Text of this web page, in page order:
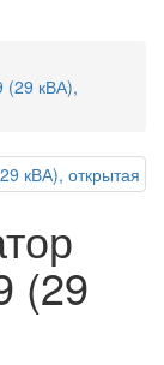
(29 кВА),
(29